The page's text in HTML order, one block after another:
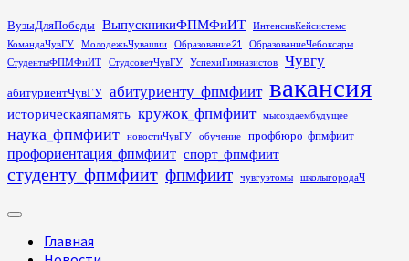
Перейти
к
содержимому
ВузыДляПобеды ВыпускникиФПМФиИТ
ИнтенсивКейсистемс
КомандаЧувГУ
МолодежьЧувашии Образование21
ОбразованиеЧебоксары
СтудентыФПМФиИТ
СтудсоветЧувГУ УспехиГимназистов Чувгу
абитуриентЧувГУ абитуриенту_фпмфиит вакансия
историческаяпамять кружок_фпмфиит мысоздаембудущее
наука_фпмфиит новостиЧувГУ обучение профбюро_фпмфиит
профориентация_фпмфиит спорт_фпмфиит
студенту_фпмфиит фпмфиит чувгуэтомы школыгородаЧ
Основное
Главная